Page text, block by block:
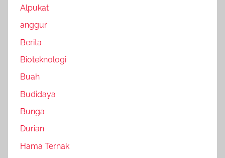
Alpukat
anggur
Berita
Bioteknologi
Buah
Budidaya
Bunga
Durian
Hama Ternak